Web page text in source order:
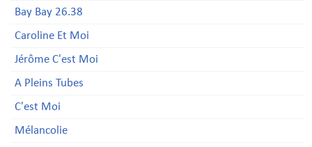
Bay Bay 26.38
Caroline Et Moi
Jérôme C'est Moi
A Pleins Tubes
C'est Moi
Mélancolie